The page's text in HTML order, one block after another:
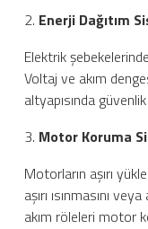
2. Enerji Dağıtım
Elektrik
Voltaj ve akım
altyapısında
3. Motor Koruma
Motorların aşırı
aşırı ısınmasını
akım röleleri motor